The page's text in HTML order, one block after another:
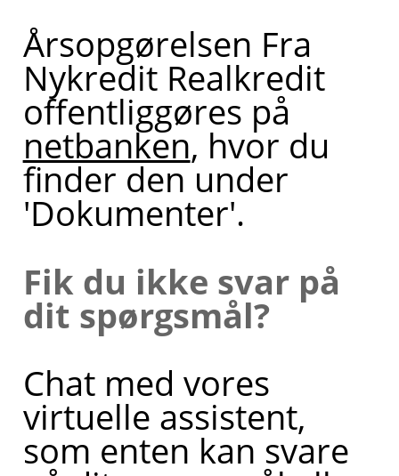
Årsopgørelsen Fra
Nykredit Realkredit
offentliggøres på
netbanken, hvor du
finder den under
'Dokumenter'.
Fik du ikke svar på
dit spørgsmål?
Chat med vores
virtuelle assistent,
som enten kan svare